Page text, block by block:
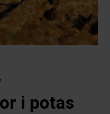
i potas